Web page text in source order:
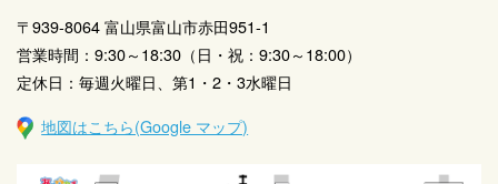
〒939-8064 富山県富山市赤田951-1
営業時間：9:30～18:30（日・祝：9:30～18:00）
定休日：毎週火曜日、第1・2・3水曜日
地図はこちら(Google マップ)